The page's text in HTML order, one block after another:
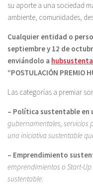
su aporte a una sociedad
ambiente, comunidades,
Cualquier entidad o
septiembre y 12 de
enviándolo a
“POSTULACIÓN PREMIO
Las categorías a premiar
– Política sustentable en
gubernamentales, servicios
una iniciativa sustentable
– Emprendimiento
emprendimientos o Start-
sustentable.